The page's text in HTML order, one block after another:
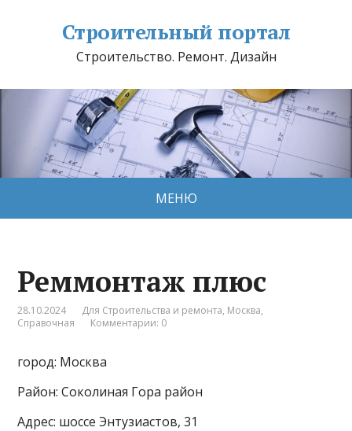
Строительный портал
Строительство. Ремонт. Дизайн
МЕНЮ
Реммонтаж плюс
28.10.2024 Для Строительства и ремонта, Москва,
Справочная
Комментарии: 0
город: Москва
Район: Соколиная Гора район
Адрес: шоссе Энтузиастов, 31